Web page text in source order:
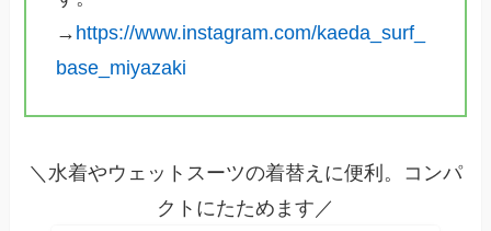
→ https://www.instagram.com/kaeda_surf_
base_miyazaki
＼水着やウェットスーツの着替えに便利。コンパ
クトにたためます／